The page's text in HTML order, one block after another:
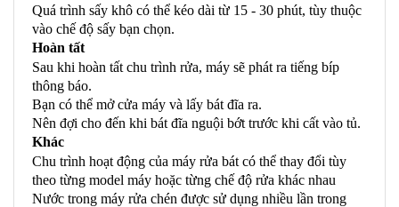
Quá trình sấy khô có thể kéo dài từ 15 - 30 phút, tùy thuộc
vào chế độ sấy bạn chọn.
Hoàn tất
Sau khi hoàn tất chu trình rửa, máy sẽ phát ra tiếng bíp
thông báo.
Bạn có thể mở cửa máy và lấy bát đĩa ra.
Nên đợi cho đến khi bát đĩa nguội bớt trước khi cất vào tủ.
Khác
Chu trình hoạt động của máy rửa bát có thể thay đổi tùy
theo từng model máy hoặc từng chế độ rửa khác nhau
Nước trong máy rửa chén được sử dụng nhiều lần trong